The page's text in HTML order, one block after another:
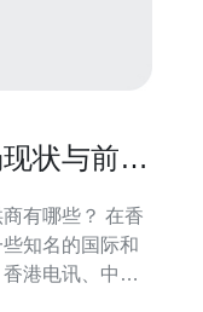
状与前景
些？ 在香
知名的国际和
港电讯、中国